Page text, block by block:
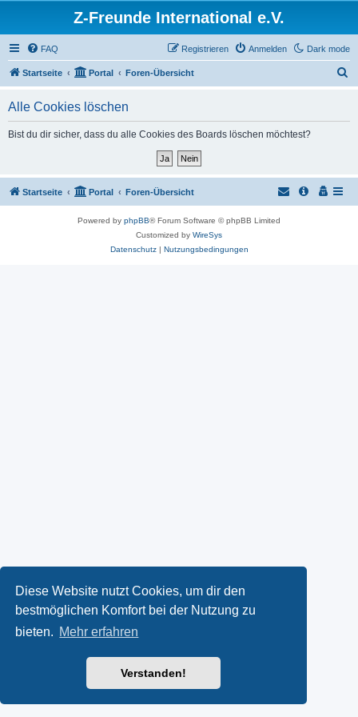
Diese Website nutzt Cookies, um dir den
bestmöglichen Komfort bei der Nutzung zu
bieten. Mehr erfahren
Verstanden!
Z-Freunde International e.V.
Dark mode
FAQ Anmelden
Registrieren
Startseite Portal Foren-Übersicht
Alle Cookies löschen
Bist du dir sicher, dass du alle Cookies des Boards löschen möchtest?
Startseite Portal Foren-Übersicht
Powered by phpBB® Forum Software © phpBB Limited
Customized by WireSys
Datenschutz| Nutzungsbedingungen